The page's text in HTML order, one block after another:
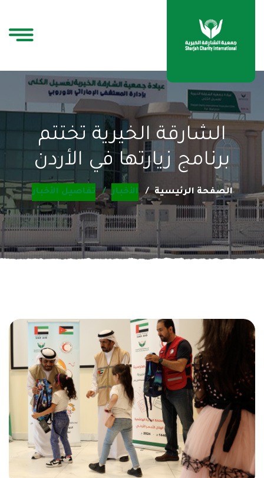
الشارقة الخيرية تختتم
برنامج زيارتها في الأردن
الصفحة الرئيسية الأخبار تفاصيل الأخبار